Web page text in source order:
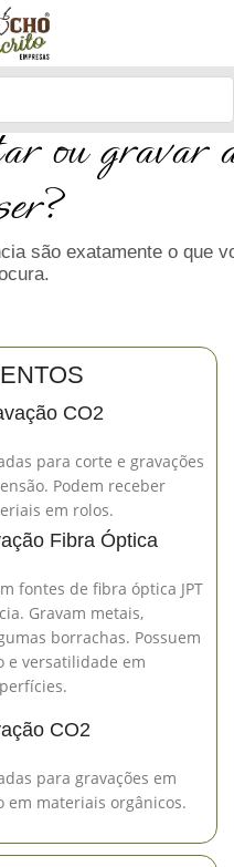
ou gravar
são exatamente o que
CO2
para corte e gravações
Podem receber
em rolos.
Fibra Óptica
fontes de fibra óptica JPT
Gravam metais,
borrachas. Possuem
e versatilidade em
CO2
para gravações em
em materiais orgânicos.